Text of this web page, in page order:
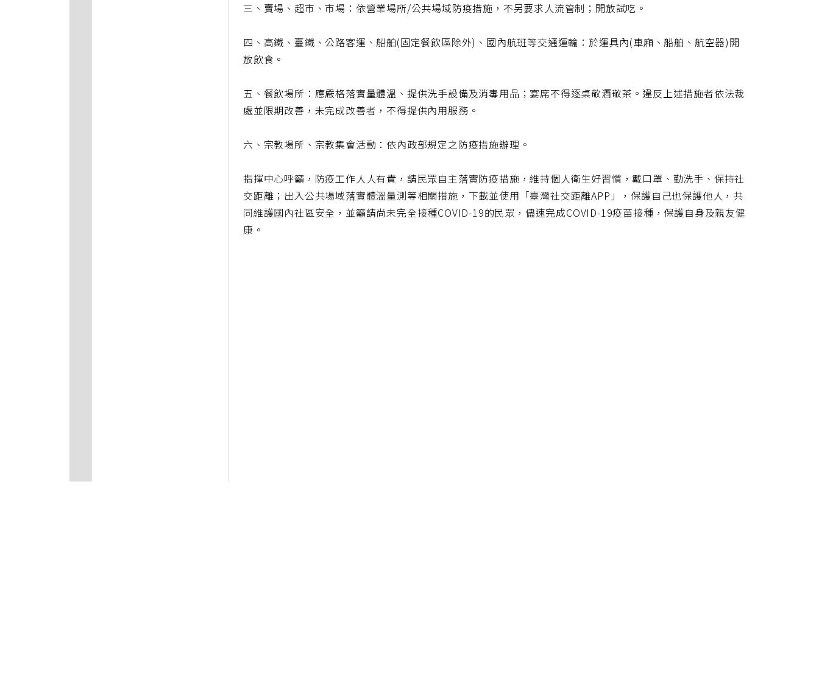
三、賣場、超市、市場：依營業場所/公共場域防疫措施，不另要求人流管制；開放試吃。
四、高鐵、臺鐵、公路客運、船舶(固定餐飲區除外)、國內航班等交通運輸：於運具內(車廂、船舶、航空器)開
放飲食。
五、餐飲場所：應嚴格落實量體溫、提供洗手設備及消毒用品；宴席不得逐桌敬酒敬茶。違反上述措施者依法裁
處並限期改善，未完成改善者，不得提供內用服務。
六、宗教場所、宗教集會活動：依內政部規定之防疫措施辦理。
指揮中心呼籲，防疫工作人人有責，請民眾自主落實防疫措施，維持個人衛生好習慣，戴口罩、勤洗手、保持社
交距離；出入公共場域落實體溫量測等相關措施，下載並使用「臺灣社交距離APP」，保護自己也保護他人，共
同維護國內社區安全，並籲請尚未完全接種COVID-19的民眾，儘速完成COVID-19疫苗接種，保護自身及親友健
康。